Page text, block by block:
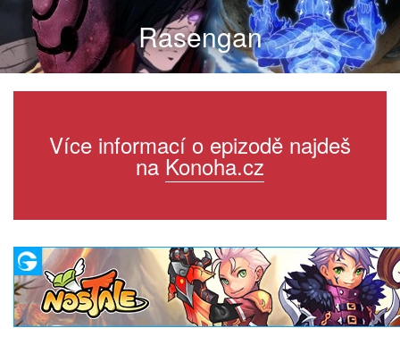
Rasengan
Více informací o epizodě najdeš
na Konoha.cz